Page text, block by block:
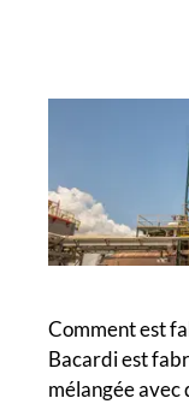
Comment est
Bacardi est
mélangée